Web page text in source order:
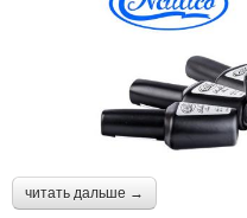
читать дальше →